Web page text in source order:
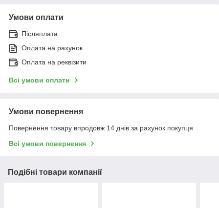
Умови оплати
Післяплата
Оплата на рахунок
Оплата на реквізити
Всі умови оплати
Умови повернення
Повернення товару впродовж 14 днів за рахунок покупця
Всі умови повернення
Подібні товари компанії